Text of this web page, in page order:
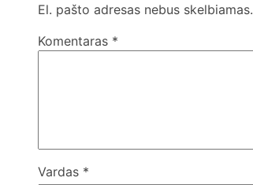
El. pašto adresas nebus skelbiamas.
Komentaras *
Vardas *